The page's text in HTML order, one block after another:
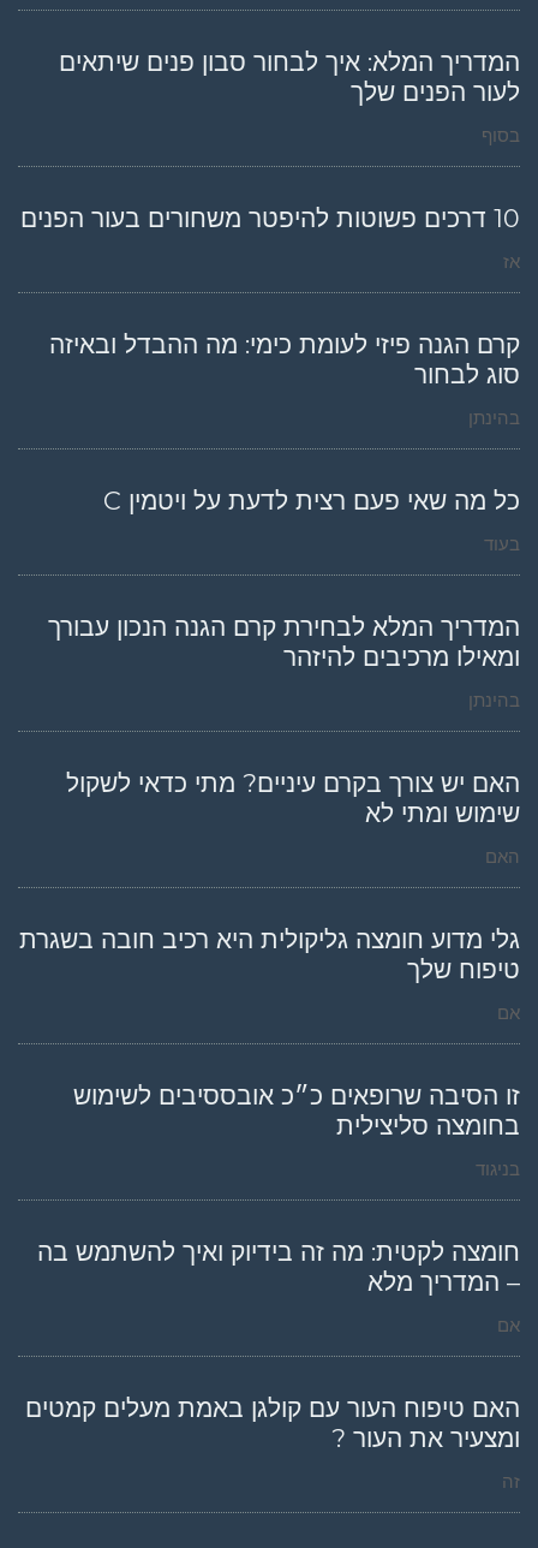
המדריך המלא: איך לבחור סבון פנים שיתאים
לעור הפנים שלך
בסוף
10 דרכים פשוטות להיפטר משחורים בעור הפנים
אז
קרם הגנה פיזי לעומת כימי: מה ההבדל ובאיזה
סוג לבחור
בהינתן
כל מה שאי פעם רצית לדעת על ויטמין C
בעוד
המדריך המלא לבחירת קרם הגנה הנכון עבורך
ומאילו מרכיבים להיזהר
בהינתן
האם יש צורך בקרם עיניים? מתי כדאי לשקול
שימוש ומתי לא
האם
גלי מדוע חומצה גליקולית היא רכיב חובה בשגרת
טיפוח שלך
אם
זו הסיבה שרופאים כ״כ אובססיבים לשימוש
בחומצה סליצילית
בניגוד
חומצה לקטית: מה זה בידיוק ואיך להשתמש בה
– המדריך מלא
אם
האם טיפוח העור עם קולגן באמת מעלים קמטים
ומצעיר את העור ?
זה